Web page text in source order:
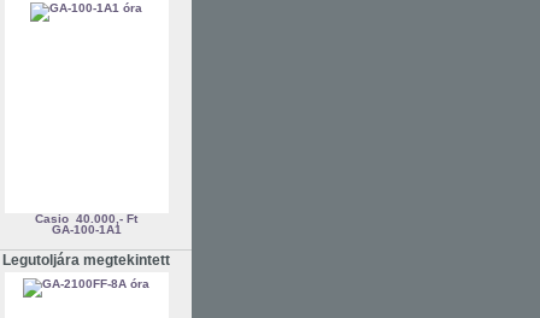
Casio 40.000,- Ft
GA-100-1A1
Legutoljára megtekintett